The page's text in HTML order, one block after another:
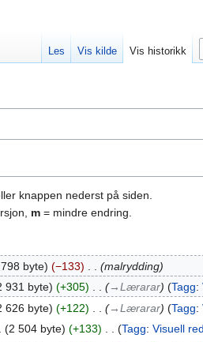
knappen nederst på siden.
m = mindre endring.
byte −133
malrydding
931 byte +305 →‎Lærarar Tagg:
626 byte +122 →‎Lærarar Tagg:
2 504 byte +133 Tagg: Visuell
Les Vis kilde Vis historikk